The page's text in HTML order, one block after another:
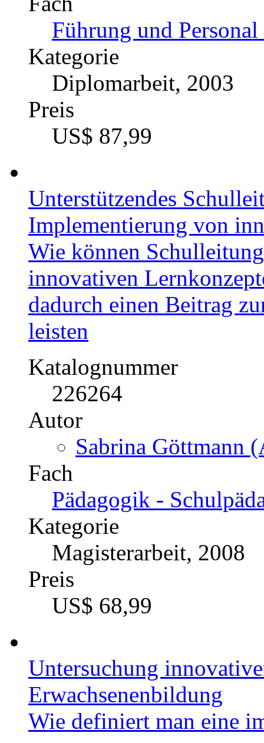
Führung und
Kategorie
Diplomarbeit, 2003
Preis
US$ 87,99
Unterstützendes
Implementierung von
Wie können
innovativen
dadurch einen Beitrag
leisten
Katalognummer
226264
Autor
Sabrina Göttmann
Fach
Pädagogik -
Kategorie
Magisterarbeit, 2008
Preis
US$ 68,99
Untersuchung
Erwachsenenbildung
Wie definiert man eine